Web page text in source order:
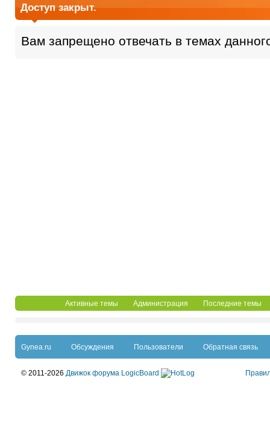
Доступ закрыт.
Вам запрещено отвечать в темах
Активные темы Администрация Последние темы
Gynea.ru Обсуждения Пользователи Обратная связь
© 2011-2026 Движок форума LogicBoard